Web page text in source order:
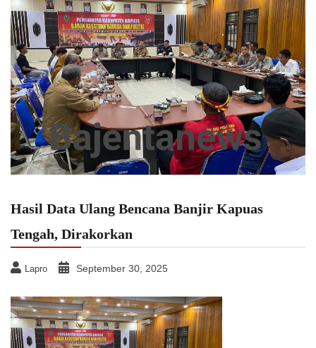
Hasil Data Ulang Bencana Banjir Kapuas
Tengah, Dirakorkan
Lapro September 30, 2025